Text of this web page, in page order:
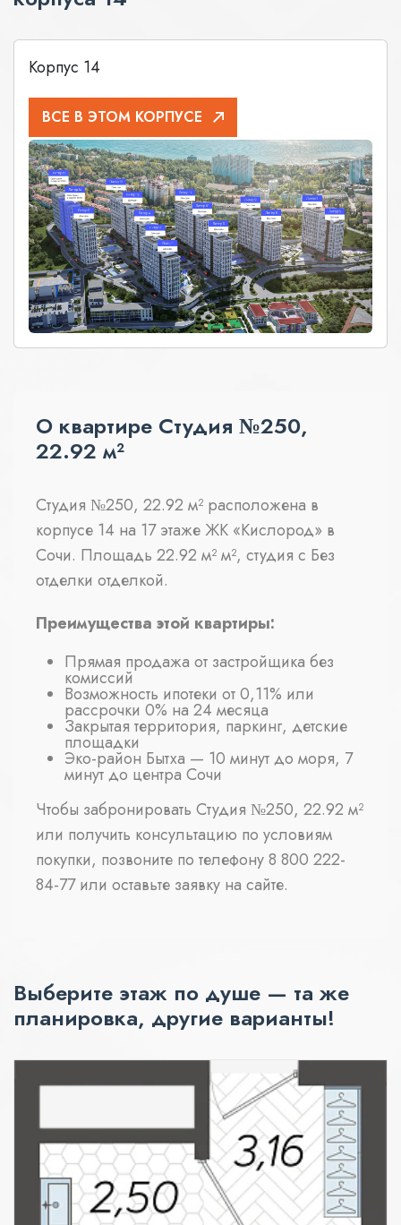
Корпус 14
ВСЕ В ЭТОМ КОРПУСЕ
О квартире Студия №250,
22.92 м²
Студия №250, 22.92 м² расположена в
корпусе 14 на 17 этаже ЖК «Кислород» в
Сочи. Площадь 22.92 м² м², студия с Без
отделки отделкой.
Преимущества этой квартиры:
Прямая продажа от застройщика без
комиссий
Возможность ипотеки от 0,11% или
рассрочки 0% на 24 месяца
Закрытая территория, паркинг, детские
площадки
Эко-район Бытха — 10 минут до моря, 7
минут до центра Сочи
Чтобы забронировать Студия №250, 22.92 м²
или получить консультацию по условиям
покупки, позвоните по телефону 8 800 222-
84-77 или оставьте заявку на сайте.
Выберите этаж по душе — та же
планировка, другие варианты!